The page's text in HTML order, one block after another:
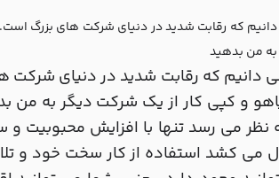
که رقابت شدید در دنیای شرکت های بزرگ
من بدهید
دانیم که رقابت شدید در دنیای شرکت
و کپی کار از یک شرکت دیگر به من
نظر می رسد تنها با افزایش محبوبیت و
کشد استفاده از کار سخت خود و